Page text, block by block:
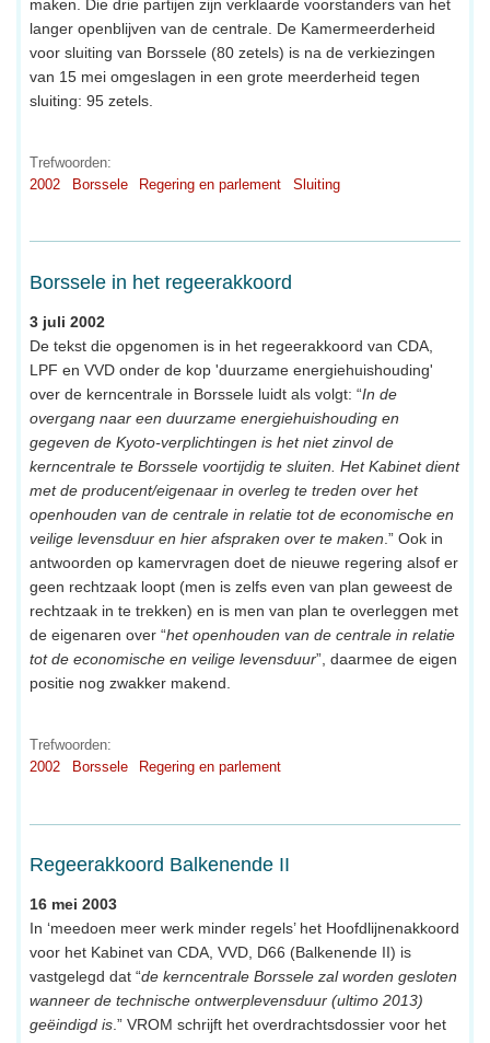
maken. Die drie partijen zijn verklaarde voorstanders van het
langer openblijven van de centrale. De Kamermeerderheid
voor sluiting van Borssele (80 zetels) is na de verkiezingen
van 15 mei omgeslagen in een grote meerderheid tegen
sluiting: 95 zetels.
Trefwoorden:
2002
Borssele Regering en parlement Sluiting
Borssele in het regeerakkoord
3 juli 2002
De tekst die opgenomen is in het regeerakkoord van CDA,
LPF en VVD onder de kop 'duurzame energiehuishouding'
over de kerncentrale in Borssele luidt als volgt: “In de
overgang naar een duurzame energiehuishouding en
gegeven de Kyoto-verplichtingen is het niet zinvol de
kerncentrale te Borssele voortijdig te sluiten. Het Kabinet dient
met de producent/eigenaar in overleg te treden over het
openhouden van de centrale in relatie tot de economische en
veilige levensduur en hier afspraken over te maken .” Ook in
antwoorden op kamervragen doet de nieuwe regering alsof er
geen rechtzaak loopt (men is zelfs even van plan geweest de
rechtzaak in te trekken) en is men van plan te overleggen met
de eigenaren over “het openhouden van de centrale in relatie
tot de economische en veilige levensduur”, daarmee de eigen
positie nog zwakker makend.
Trefwoorden:
2002
Borssele Regering en parlement
Regeerakkoord Balkenende II
16 mei 2003
In ‘meedoen meer werk minder regels’ het Hoofdlijnenakkoord
voor het Kabinet van CDA, VVD, D66 (Balkenende II) is
vastgelegd dat “de kerncentrale Borssele zal worden gesloten
wanneer de technische ontwerplevensduur (ultimo 2013)
geëindigd is.” VROM schrijft het overdrachtsdossier voor het